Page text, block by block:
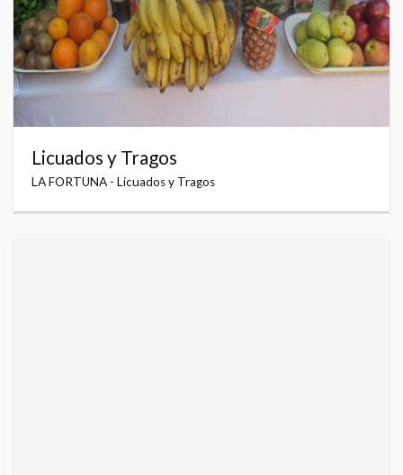
Licuados y Tragos
LA FORTUNA - Licuados y Tragos